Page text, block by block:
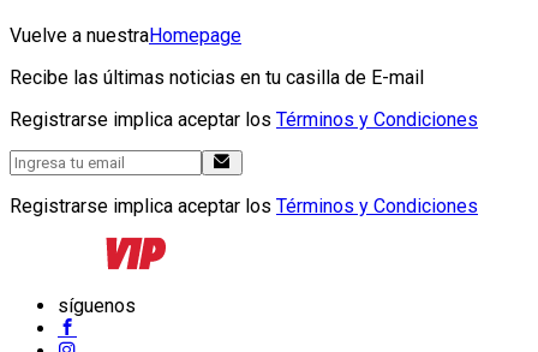
Vuelve a nuestraHomepage
Recibe las últimas noticias en tu casilla de E-mail
Registrarse implica aceptar los Términos y Condiciones
Registrarse implica aceptar los Términos y Condiciones
síguenos